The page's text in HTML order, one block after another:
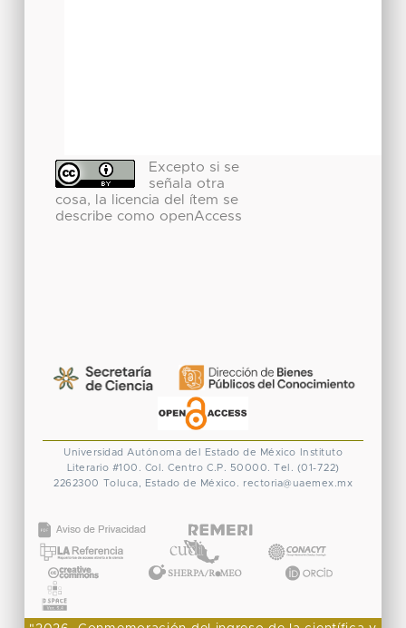
Excepto si se
señala otra
cosa, la licencia del ítem se
describe como openAccess
Universidad Autónoma del Estado de México
Instituto
Literario #100. Col. Centro C.P. 50000. Tel. (01-722)
2262300 Toluca, Estado de México. rectoria@uaemex.mx